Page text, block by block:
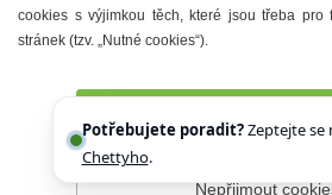
Denní meníčka
cookies s výjimkou těch, které jsou třeba pro
stránek (tzv. „Nutné cookies“).
Nepřijmout
Potřebujete poradit?Zeptejte se
Chettyho.